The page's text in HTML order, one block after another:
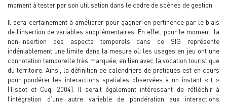
moment à tester par son utilisation dans le cadre de scènes de gestion.
Il sera certainement à améliorer pour gagner en pertinence par le biais
de l’insertion de variables supplémentaires. En effet, pour le moment, la
non-insertion des aspects temporels dans ce SIG représente
indéniablement une limite dans la mesure où les usages en jeu ont une
connotation temporelle très marquée, en lien avec la vocation touristique
du territoire. Ainsi, la définition de calendriers de pratiques est en cours
pour pondérer les interactions spatiales observées à un instant « t »
(Tissot et Cuq, 2004). Il serait également intéressant de réfléchir à
l’intégration d’une autre variable de pondération aux interactions